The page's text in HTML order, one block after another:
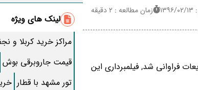
زمان مطالعه : 2 دقیقه
فراوانی شد, فیلمبرداری این
طرز تهیه سالاد
+ آموزش تصویری
طرز تهیه پاستا با سس
آموزش تصویری پنه
جواب کامل اسم فامیل با
ماه قرمز نشانه آخر دنیا
لینک های ویژه
مراکز خرید کربلا و
قیمت جاروبرقی بوش
تور مشهد با قطار